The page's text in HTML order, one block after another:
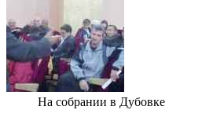
На собрании в Дубовке